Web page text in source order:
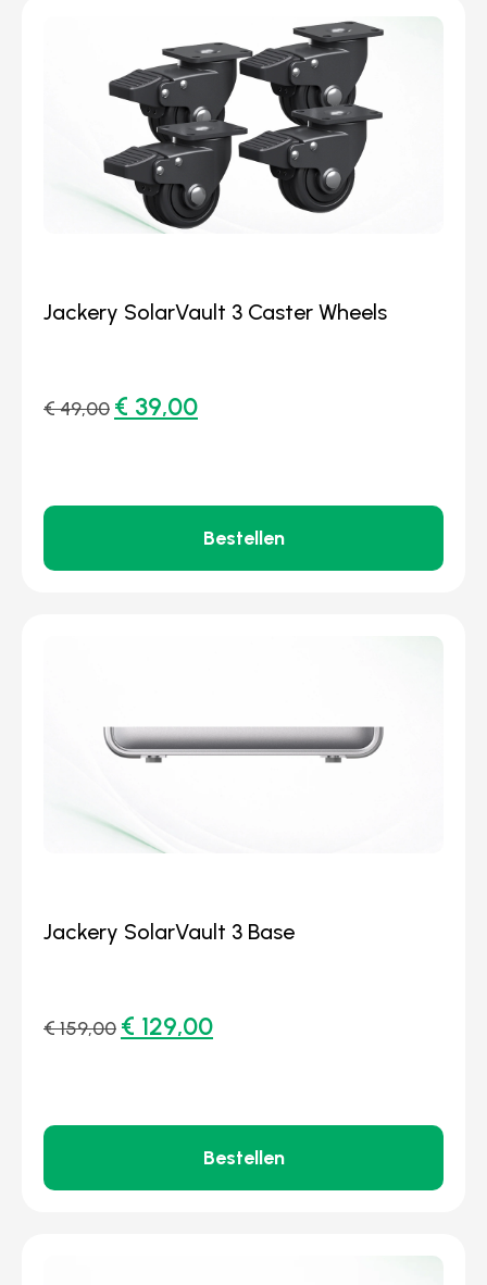
Jackery SolarVault 3 Caster Wheels
€49,00 € 39,00
Bestellen
Jackery SolarVault 3 Base
€159,00 € 129,00
Bestellen